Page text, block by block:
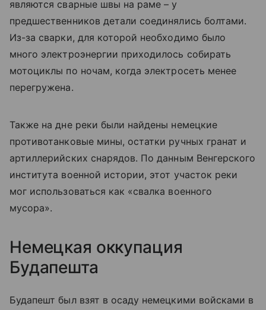
являются сварные швы на раме – у
предшественников детали соединялись болтами.
Из-за сварки, для которой необходимо было
много электроэнергии приходилось собирать
мотоциклы по ночам, когда электросеть менее
перегружена.
Также на дне реки были найдены немецкие
противотанковые мины, остатки ручных гранат и
артиллерийских снарядов. По данным Венгерского
института военной истории, этот участок реки
мог использоваться как «свалка военного
мусора».
Немецкая оккупация
Будапешта
Будапешт был взят в осаду немецкими войсками в